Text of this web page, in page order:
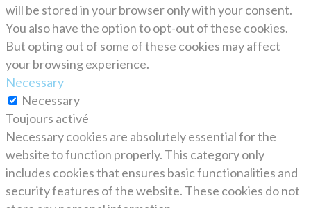
will be stored in your browser only with your consent.
You also have the option to opt-out of these cookies.
But opting out of some of these cookies may affect
your browsing experience.
Necessary
Necessary
Toujours activé
Necessary cookies are absolutely essential for the
website to function properly. This category only
includes cookies that ensures basic functionalities and
security features of the website. These cookies do not